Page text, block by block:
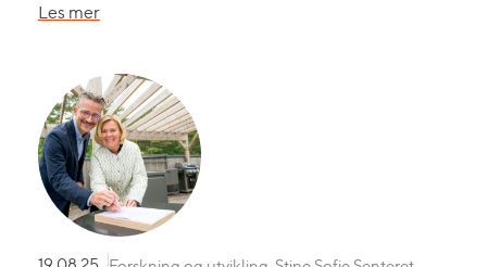
Les merom
for
å
gi
barn
bedre
hjelp